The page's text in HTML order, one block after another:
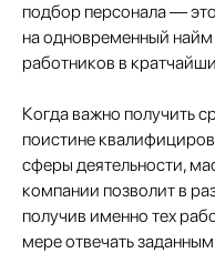
подбор персонала —
на одновременный найм
работников в
Когда важно получить
поистине
сферы деятельности,
компании позволит в
получив именно тех
мере отвечать